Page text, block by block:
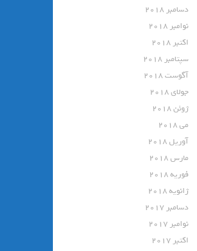
دسامبر 2018
نوامبر 2018
اکتبر 2018
سپتامبر 2018
آگوست 2018
جولای 2018
ژوئن 2018
می 2018
آوریل 2018
مارس 2018
فوریه 2018
ژانویه 2018
دسامبر 2017
نوامبر 2017
اکتبر 2017